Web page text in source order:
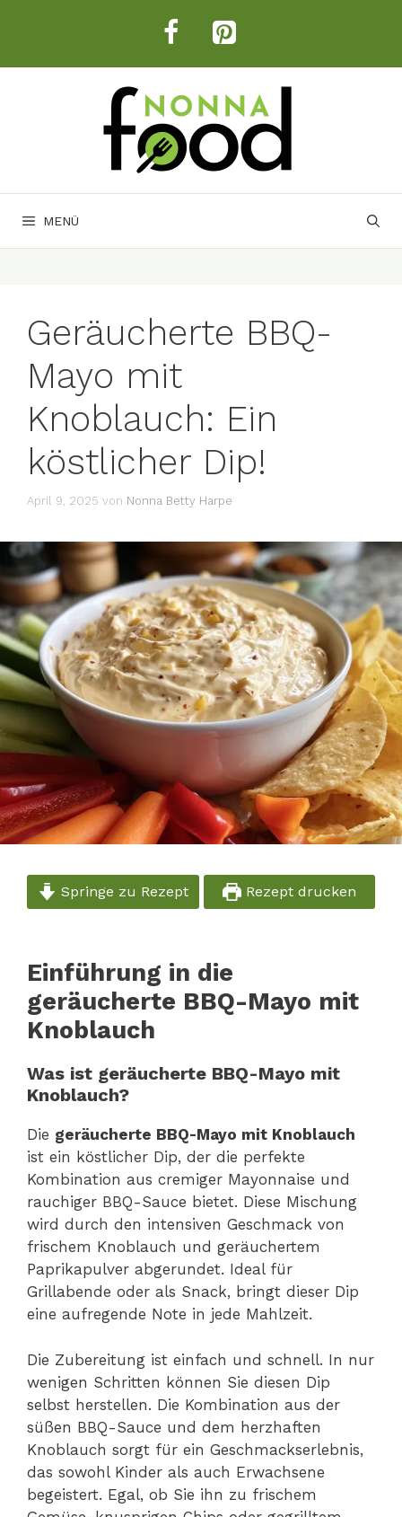
MENÜ
Geräucherte BBQ-
Mayo mit
Knoblauch: Ein
köstlicher Dip!
April 9, 2025 von Nonna Betty Harpe
Springe zu Rezept Rezept drucken
Einführung in die
geräucherte BBQ-Mayo mit
Knoblauch
Was ist geräucherte BBQ-Mayo mit
Knoblauch?
Die geräucherte BBQ-Mayo mit Knoblauch
ist ein köstlicher Dip, der die perfekte
Kombination aus cremiger Mayonnaise und
rauchiger BBQ-Sauce bietet. Diese Mischung
wird durch den intensiven Geschmack von
frischem Knoblauch und geräuchertem
Paprikapulver abgerundet. Ideal für
Grillabende oder als Snack, bringt dieser Dip
eine aufregende Note in jede Mahlzeit.
Die Zubereitung ist einfach und schnell. In nur
wenigen Schritten können Sie diesen Dip
selbst herstellen. Die Kombination aus der
süßen BBQ-Sauce und dem herzhaften
Knoblauch sorgt für ein Geschmackserlebnis,
das sowohl Kinder als auch Erwachsene
begeistert. Egal, ob Sie ihn zu frischem